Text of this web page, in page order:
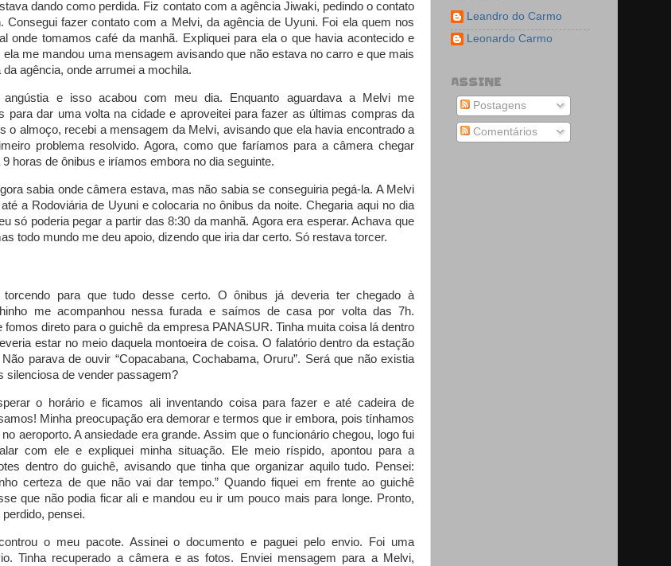
dando como perdida. Fiz contato com a agência Jiwaki, pedindo o contato
Consegui fazer contato com a Melvi, da agência de Uyuni. Foi ela quem nos
onde tomamos café da manhã. Expliquei para ela o que havia acontecido e
ela me mandou uma mensagem avisando que não estava no carro e que mais
da agência, onde arrumei a mochila.
angústia e isso acabou com meu dia. Enquanto aguardava a Melvi me
para dar uma volta na cidade e aproveitei para fazer as últimas compras da
o almoço, recebi a mensagem da Melvi, avisando que ela havia encontrado a
problema resolvido. Agora, como que faríamos para a câmera chegar
horas de ônibus e iríamos embora no dia seguinte.
sabia onde câmera estava, mas não sabia se conseguiria pegá-la. A Melvi
a Rodoviária de Uyuni e colocaria no ônibus da noite. Chegaria aqui no dia
só poderia pegar a partir das 8:30 da manhã. Agora era esperar. Achava que
todo mundo me deu apoio, dizendo que iria dar certo. Só restava torcer.
torcendo para que tudo desse certo. O ônibus já deveria ter chegado à
me acompanhou nessa furada e saímos de casa por volta das 7h.
fomos direto para o guichê da empresa PANASUR. Tinha muita coisa lá dentro
estar no meio daquela montoeira de coisa. O falatório dentro da estação
parava de ouvir “Copacabana, Cochabama, Oruru”. Será que não existia
silenciosa de vender passagem?
o horário e ficamos ali inventando coisa para fazer e até cadeira de
Minha preocupação era demorar e termos que ir embora, pois tínhamos
aeroporto. A ansiedade era grande. Assim que o funcionário chegou, logo fui
com ele e expliquei minha situação. Ele meio ríspido, apontou para a
dentro do guichê, avisando que tinha que organizar aquilo tudo. Pensei:
certeza de que não vai dar tempo.” Quando fiquei em frente ao guichê
que não podia ficar ali e mandou eu ir um pouco mais para longe. Pronto,
pensei.
o meu pacote. Assinei o documento e paguei pelo envio. Foi uma
Tinha recuperado a câmera e as fotos. Enviei mensagem para a Melvi,
Leandro do Carmo
Leonardo Carmo
ASSINE
Postagens
Comentários